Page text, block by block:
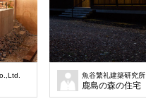
魚谷繁礼建築研究所
鹿島の森の住宅